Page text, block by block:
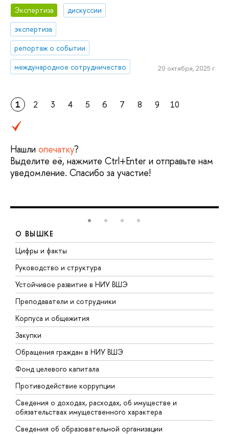
Экспертиза
дискуссии
экспертиза
репортаж о событии
международное сотрудничество
20 октября, 2025 г.
1 2 3 4 5 6 7 8 9 10
Нашли опечатку?
Выделите её, нажмите Ctrl+Enter и отправьте нам
уведомление. Спасибо за участие!
О ВЫШКЕ
Цифры и факты
Руководство и структура
Устойчивое развитие в НИУ ВШЭ
Преподаватели и сотрудники
Корпуса и общежития
Закупки
Обращения граждан в НИУ ВШЭ
Фонд целевого капитала
Противодействие коррупции
Сведения о доходах, расходах, об имуществе и
обязательствах имущественного характера
Сведения об образовательной организации